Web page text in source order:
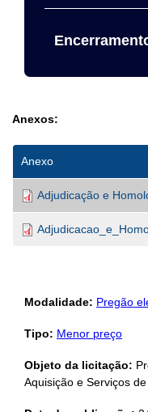
Anexos:
Anexo
Adjudicação e
Modalidade: Pregão
Tipo: Menor preço
Objeto da licitação:
Aquisição e Serviços